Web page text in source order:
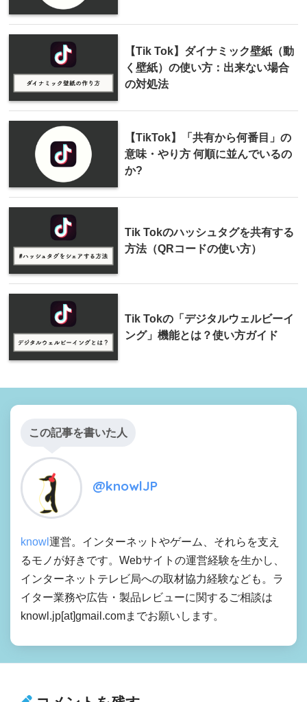
【Tik Tok】ダイナミック壁紙（動
く壁紙）の使い方：出来ない場合
の対処法
【TikTok】「共有から何番目」の
意味・やり方 何順に並んでいるの
か?
Tik Tokのハッシュタグを共有する
方法（QRコードの使い方）
Tik Tokの「デジタルウェルビーイ
ング」機能とは？使い方ガイド
この記事を書いた人
@knowlJP
knowl運営。インターネットやゲーム、それらを支え
るモノが好きです。Webサイトの運営経験を生かし、
インターネットテレビ局への取材協力経験なども。ラ
イター業務や広告・製品レビューに関するご相談は
knowl.jp[at]gmail.comまでお願いします。